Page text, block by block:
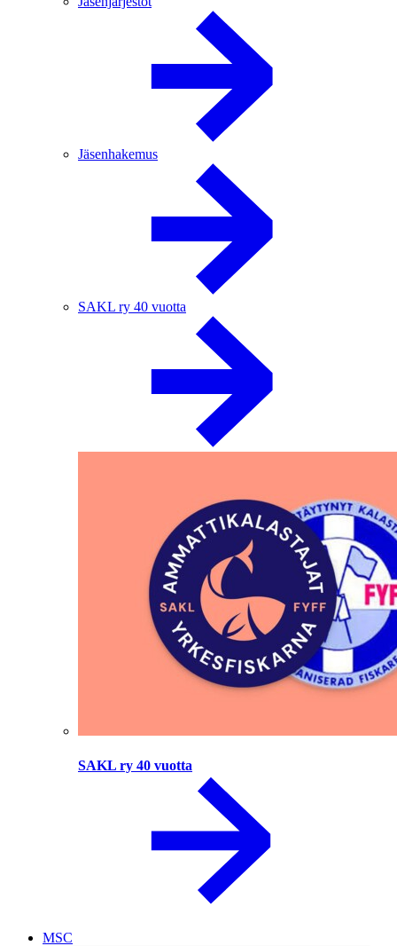
Jäsenhakemus
SAKL ry 40 vuotta
SAKL ry 40 vuotta
MSC